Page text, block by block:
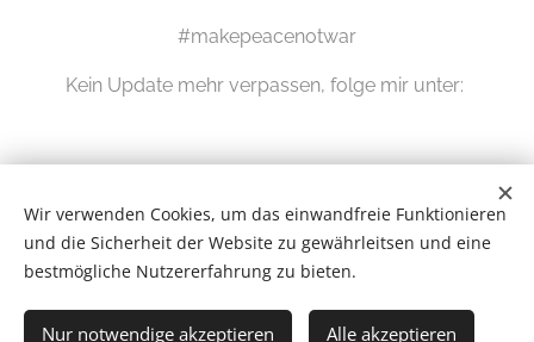
#makepeacenotwar
Kein Update mehr verpassen, folge mir unter:
Wir verwenden Cookies, um das einwandfreie Funktionieren
und die Sicherheit der Website zu gewährleitsen und eine
bestmögliche Nutzererfahrung zu bieten.
Nur notwendige akzeptieren Alle akzeptieren